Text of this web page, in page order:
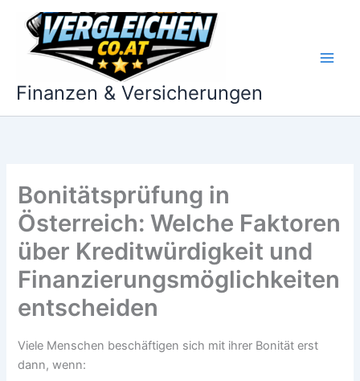
Inhalt
springen
Finanzen & Versicherungen
Bonitätsprüfung in
Österreich: Welche Faktoren
über Kreditwürdigkeit und
Finanzierungsmöglichkeiten
entscheiden
Viele Menschen beschäftigen sich mit ihrer Bonität erst
dann, wenn: